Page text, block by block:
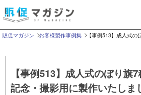
販促マガジン お客様製作事例集 【事例513】成人式の
【事例513】成人式のぼり旗
記念・撮影用に製作いたしま